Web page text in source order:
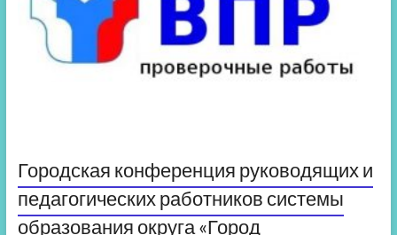
Городская конференция руководящих и
педагогических работников системы
образования округа «Город